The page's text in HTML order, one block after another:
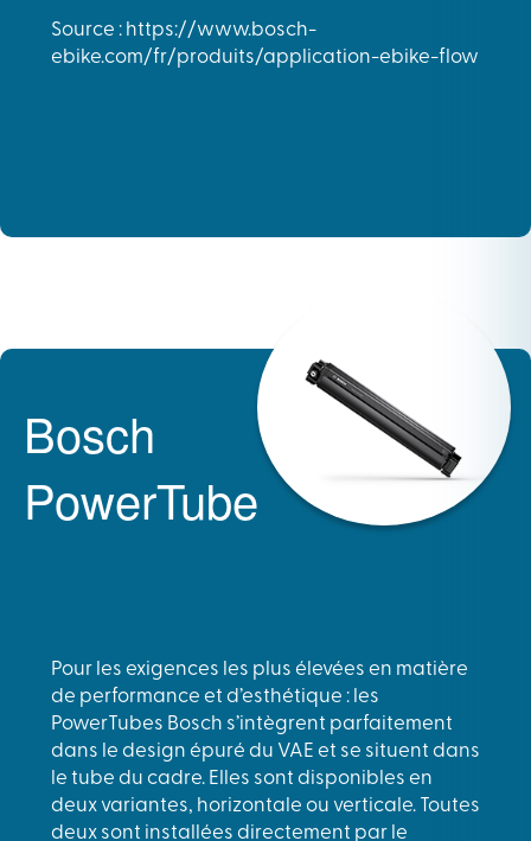
Source : https://www.bosch-
ebike.com/fr/produits/application-ebike-flow
Bosch
PowerTube
Pour les exigences les plus élevées en matière
de performance et d’esthétique : les
PowerTubes Bosch s’intègrent parfaitement
dans le design épuré du VAE et se situent dans
le tube du cadre. Elles sont disponibles en
deux variantes, horizontale ou verticale. Toutes
deux sont installées directement par le